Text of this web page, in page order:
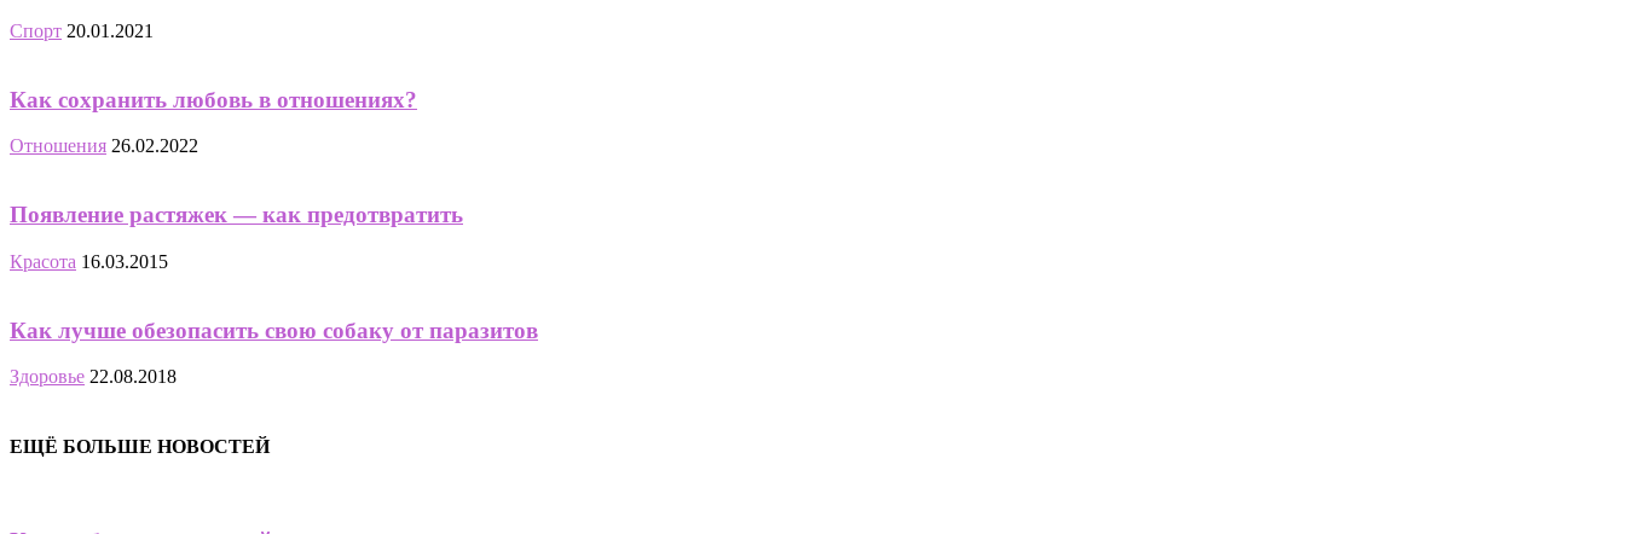
Спорт 20.01.2021
Как сохранить любовь в отношениях?
Отношения 26.02.2022
Появление растяжек — как предотвратить
Красота 16.03.2015
Как лучше обезопасить свою собаку от паразитов
Здоровье 22.08.2018
ЕЩЁ БОЛЬШЕ НОВОСТЕЙ